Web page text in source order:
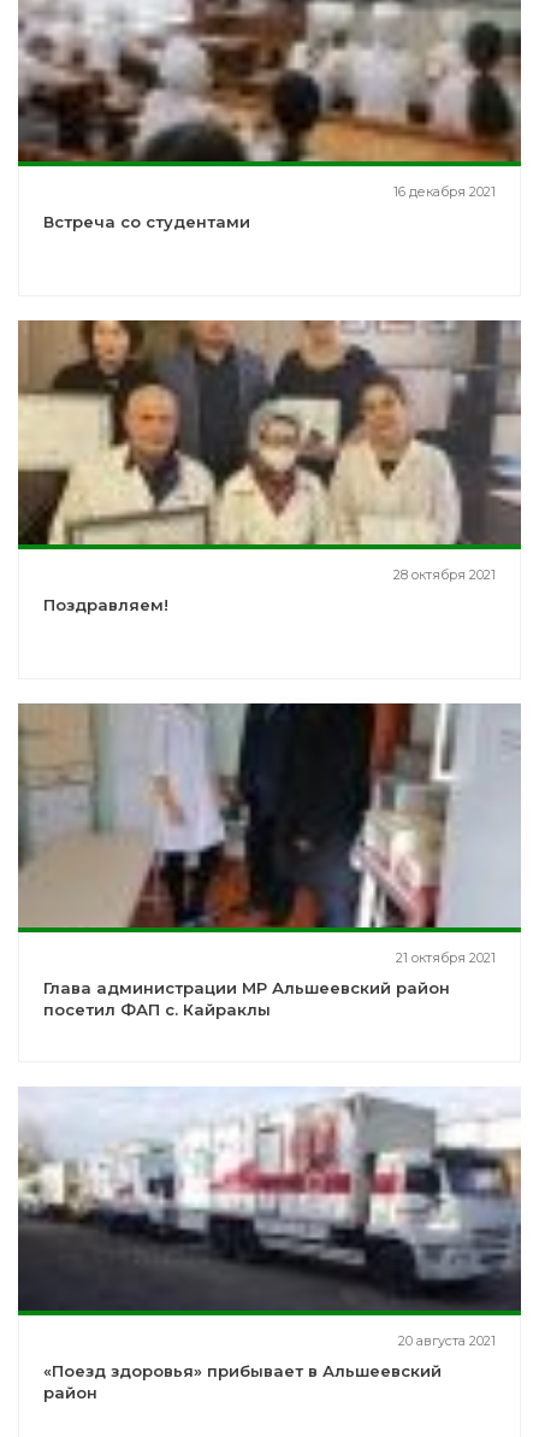
16 декабря 2021
Встреча со студентами
28 октября 2021
Поздравляем!
21 октября 2021
Глава администрации МР Альшеевский район
посетил ФАП с. Кайраклы
20 августа 2021
«Поезд здоровья» прибывает в Альшеевский
район